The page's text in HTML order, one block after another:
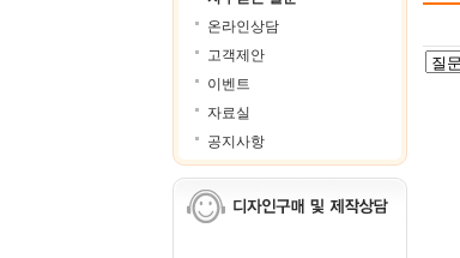
온라인상담
고객제안
이벤트
자료실
공지사항